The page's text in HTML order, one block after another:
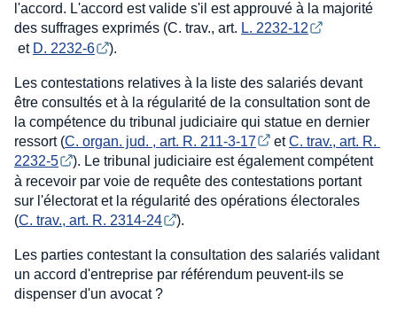
l'accord. L'accord est valide s'il est approuvé à la majorité
des suffrages exprimés (C. trav., art. L. 2232-12
et D. 2232-6 ).
Les contestations relatives à la liste des salariés devant
être consultés et à la régularité de la consultation sont de
la compétence du tribunal judiciaire qui statue en dernier
ressort (C. organ. jud. , art. R. 211-3-17 etC. trav., art. R.
2232-5
). Le tribunal judiciaire est également compétent
à recevoir par voie de requête des contestations portant
sur l'électorat et la régularité des opérations électorales
(C. trav., art. R. 2314-24 ).
Les parties contestant la consultation des salariés validant
un accord d'entreprise par référendum peuvent-ils se
dispenser d'un avocat ?